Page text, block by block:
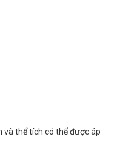
và thể tích có thể được áp